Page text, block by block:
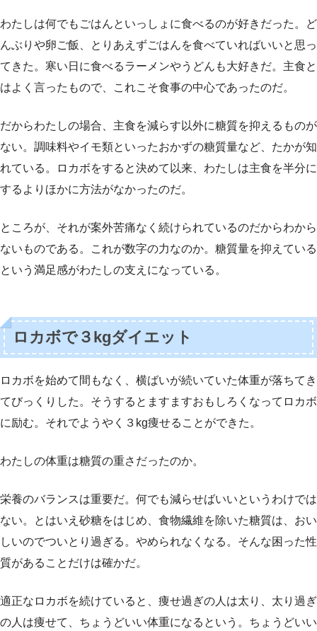
わたしは何でもごはんといっしょに食べるのが好きだった。ど
んぶりや卵ご飯、とりあえずごはんを食べていればいいと思っ
てきた。寒い日に食べるラーメンやうどんも大好きだ。主食と
はよく言ったもので、これこそ食事の中心であったのだ。
だからわたしの場合、主食を減らす以外に糖質を抑えるものが
ない。調味料やイモ類といったおかずの糖質量など、たかが知
れている。ロカボをすると決めて以来、わたしは主食を半分に
するよりほかに方法がなかったのだ。
ところが、それが案外苦痛なく続けられているのだからわから
ないものである。これが数字の力なのか。糖質量を抑えている
という満足感がわたしの支えになっている。
ロカボで３kgダイエット
ロカボを始めて間もなく、横ばいが続いていた体重が落ちてき
てびっくりした。そうするとますますおもしろくなってロカボ
に励む。それでようやく３kg痩せることができた。
わたしの体重は糖質の重さだったのか。
栄養のバランスは重要だ。何でも減らせばいいというわけでは
ない。とはいえ砂糖をはじめ、食物繊維を除いた糖質は、おい
しいのでついとり過ぎる。やめられなくなる。そんな困った性
質があることだけは確かだ。
適正なロカボを続けていると、痩せ過ぎの人は太り、太り過ぎ
の人は痩せて、ちょうどいい体重になるという。ちょうどいい